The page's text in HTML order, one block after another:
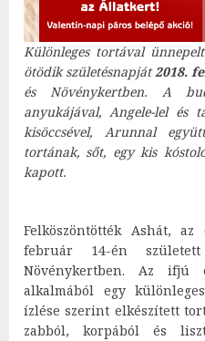
Különleges tortával
ötödik születésnapját2018.
és Növénykertben. A
anyukájával, Angele-lel és
kisöccsével, Arunnal
tortának, sőt, egy kis
kapott.
Felköszöntötték Ashát,
február 14-én
Növénykertben. Az ifjú
alkalmából egy
ízlése szerint elkészített
zabból, korpából és